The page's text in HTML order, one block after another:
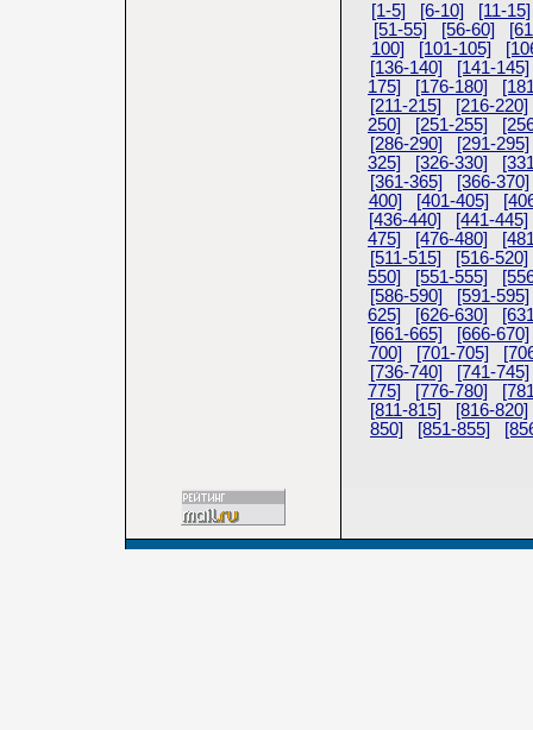
[1-5] [6-10]
[11-15]
[51-55]
[56-60]
100]
[101-105]
[136-140]
[141-145]
175]
[176-180]
[211-215]
[216-220]
250]
[251-255]
[286-290]
[291-295]
325]
[326-330]
[361-365]
[366-370]
400]
[401-405]
[436-440]
[441-445]
475]
[476-480]
[511-515]
[516-520]
550]
[551-555]
[586-590]
[591-595]
625]
[626-630]
[661-665]
[666-670]
700]
[701-705]
[736-740]
[741-745]
775]
[776-780]
[811-815]
[816-820]
850]
[851-855]